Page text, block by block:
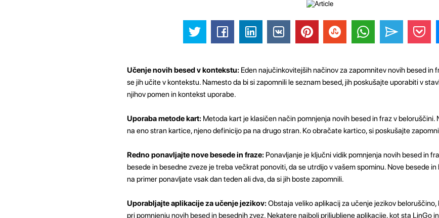
Učenje novih besed v kontekstu:Eden najučinkovitejših načinov za zapomnitev novih besed in
se jih učite v kontekstu. Namesto da bi si zapomnili le seznam besed, jih poskušajte uporabiti v
njihov pomen in kontekst uporabe.
Uporaba metode kart:Metoda kart je klasičen način pomnjenja novih besed in fraz v beloruščini.
na eno stran kartice, njeno definicijo pa na drugo stran. Ko obračate kartico, si poskušajte
Redno ponavljajte nove besede in fraze:Ponavljanje je ključni vidik pomnjenja novih besed in
besede in besedne zveze je treba večkrat ponoviti, da se utrdijo v vašem spominu. Nove besede
na primer ponavljate vsak dan teden ali dva, da si jih boste zapomnili.
Uporabljajte aplikacije za učenje jezikov:Obstaja veliko aplikacij za učenje jezikov beloruščino,
pri pomnjenju novih besed in besednih zvez. Nekatere najbolj priljubljene aplikacije, kot sta LinGo